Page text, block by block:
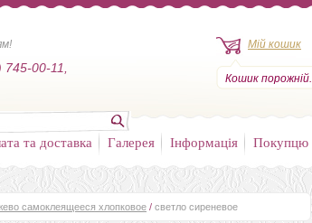
00-11,
Мій кошик
Кошик порожній.
та доставка Галерея Інформація Покупцю
самоклеящееся хлопковое / светло сиреневое